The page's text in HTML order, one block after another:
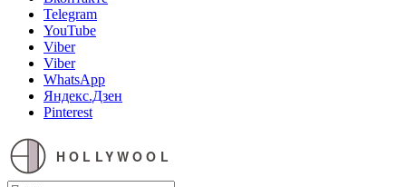
Telegram
YouTube
Viber
Viber
WhatsApp
Яндекс.Дзен
Pinterest
HOLLYWOOL